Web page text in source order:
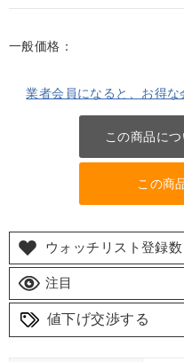
一般価格：
業者会員になると、お得な
この商品に
この商
ウォッチリスト登録数
注目
値下げ交渉する